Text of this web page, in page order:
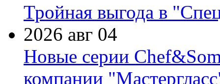
Тройная выгода в
2026 авг 04
Новые серии
компании